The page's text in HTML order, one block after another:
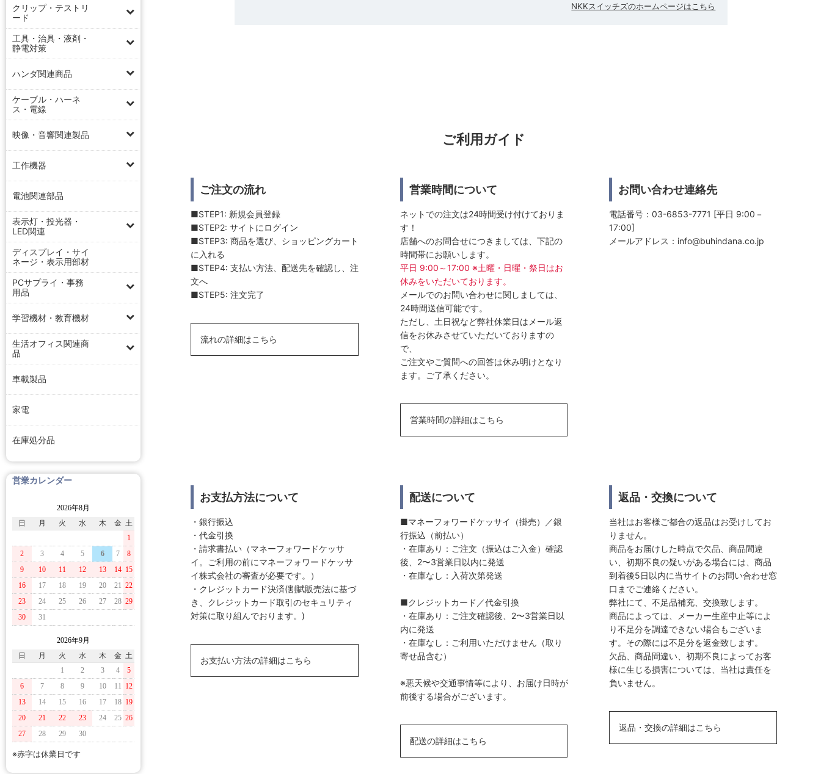
クリップ・テストリ
ード
工具・治具・液剤・
静電対策
ハンダ関連商品
ケーブル・ハーネ
ス・電線
映像・音響関連製品
工作機器
電池関連部品
表示灯・投光器・
LED関連
ディスプレイ・サイ
ネージ・表示用部材
PCサプライ・事務
用品
学習機材・教育機材
生活オフィス関連商
品
車載製品
家電
在庫処分品
営業カレンダー
2026年8月
日
月 火 水 木 金 土
1
2
3 4 5 6 7
8
9
10 11 12 13 14 15
16
17 18 19 20 21 22
23
24 25 26 27 28 29
30
31
2026年9月
日
月 火 水 木 金 土
1
2 3 4
5
6
7 8 9 10 11 12
13
14 15 16 17 18 19
20
21 22 23 24 25 26
27
28 29 30
※赤字は休業日です
NKKスイッチズのホームページはこちら
ご利用ガイド
ご注文の流れ
■STEP1: 新規会員登録
■STEP2: サイトにログイン
■STEP3: 商品を選び、ショッピングカート
に入れる
■STEP4: 支払い方法、配送先を確認し、注
文へ
■STEP5: 注文完了
流れの詳細はこちら
営業時間について
ネットでの注文は24時間受け付けておりま
す！
店舗へのお問合せにつきましては、下記の
時間帯にお願いします。
平日 9:00～17:00 ※土曜・日曜・祭日はお
休みをいただいております。
メールでのお問い合わせに関しましては、
24時間送信可能です。
ただし、土日祝など弊社休業日はメール返
信をお休みさせていただいておりますの
で、
ご注文やご質問への回答は休み明けとなり
ます。ご了承ください。
営業時間の詳細はこちら
お問い合わせ連絡先
電話番号：03-6853-7771 [平日 9:00－
17:00]
メールアドレス： info@buhindana.co.jp
お支払方法について
・銀行振込
・代金引換
・請求書払い（マネーフォワードケッサ
イ。ご利用の前にマネーフォワードケッサ
イ株式会社の審査が必要です。）
・クレジットカード決済(割賦販売法に基づ
き、クレジットカード取引のセキュリティ
対策に取り組んでおります。)
お支払い方法の詳細はこちら
配送について
■マネーフォワードケッサイ（掛売）／銀
行振込（前払い）
・在庫あり：ご注文（振込はご入金）確認
後、2〜3営業日以内に発送
・在庫なし：入荷次第発送
■クレジットカード／代金引換
・在庫あり：ご注文確認後、2〜3営業日以
内に発送
・在庫なし：ご利用いただけません（取り
寄せ品含む）
※悪天候や交通事情等により、お届け日時が
前後する場合がございます。
配送の詳細はこちら
返品・交換について
当社はお客様ご都合の返品はお受けしてお
りません。
商品をお届けした時点で欠品、商品間違
い、初期不良の疑いがある場合には、商品
到着後5日以内に当サイトのお問い合わせ窓
口までご連絡ください。
弊社にて、不足品補充、交換致します。
商品によっては、メーカー生産中止等によ
り不足分を調達できない場合もございま
す。その際には不足分を返金致します。
欠品、商品間違い、初期不良によってお客
様に生じる損害については、当社は責任を
負いません。
返品・交換の詳細はこちら